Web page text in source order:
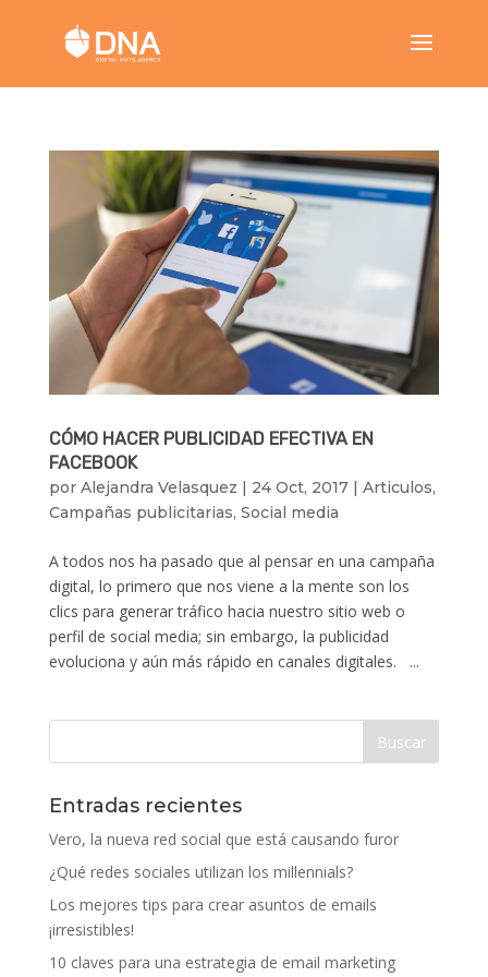
CÓMO HACER PUBLICIDAD EFECTIVA EN
FACEBOOK
por Alejandra Velasquez | 24 Oct, 2017| Articulos,
Campañas publicitarias, Social media
A todos nos ha pasado que al pensar en una campaña
digital, lo primero que nos viene a la mente son los
clics para generar tráfico hacia nuestro sitio web o
perfil de social media; sin embargo, la publicidad
evoluciona y aún más rápido en canales digitales. ...
Entradas recientes
Vero, la nueva red social que está causando furor
¿Qué redes sociales utilizan los millennials?
Los mejores tips para crear asuntos de emails
¡irresistibles!
10 claves para una estrategia de email marketing